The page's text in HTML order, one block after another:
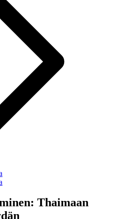
Thaimaan